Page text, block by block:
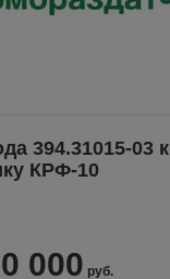
394.31015-03 к
КРФ-10
000 руб.